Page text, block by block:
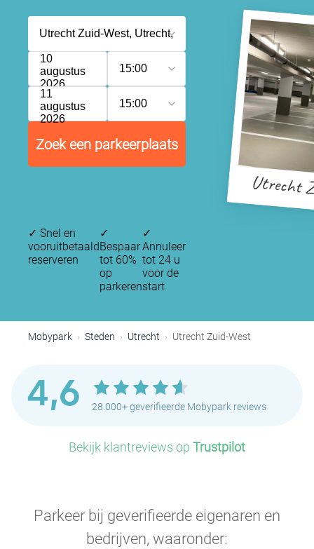
10
augustus
2026
15:00
11
augustus
2026
15:00
Zoek een parkeerplaats
Utrecht
✓ Snel en
vooruitbetaald
reserveren
✓
Bespaar
tot 60%
op
parkeren
✓
Annuleer
tot 24 u
voor de
start
Mobypark Steden Utrecht Utrecht Zuid-West
4,6 28.000+ geverifieerde Mobypark reviews
Bekijk klantreviews op Trustpilot
Parkeer bij geverifieerde eigenaren en
bedrijven, waaronder:
P P